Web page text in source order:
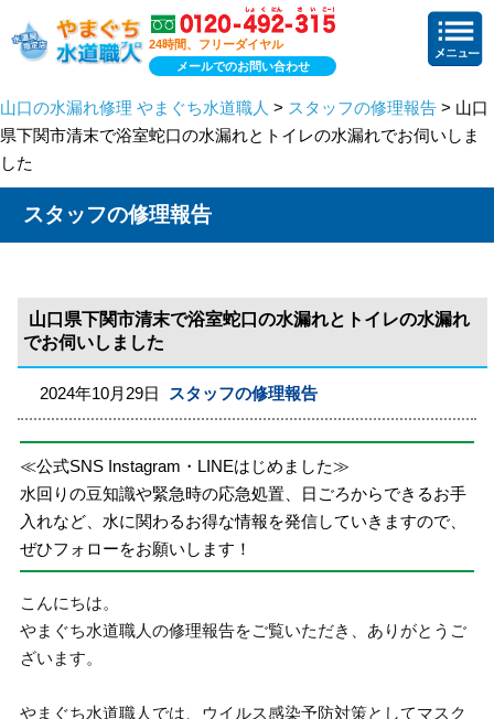
24時間、フリーダイヤル
メールでのお問い合わせ
山口の水漏れ修理 やまぐち水道職人 > スタッフの修理報告 > 山口
県下関市清末で浴室蛇口の水漏れとトイレの水漏れでお伺いしま
した
スタッフの修理報告
山口県下関市清末で浴室蛇口の水漏れとトイレの水漏れ
でお伺いしました
2024年10月29日 スタッフの修理報告
≪公式SNS Instagram・LINEはじめました≫
水回りの豆知識や緊急時の応急処置、日ごろからできるお手
入れなど、水に関わるお得な情報を発信していきますので、
ぜひフォローをお願いします！
こんにちは。
やまぐち水道職人の修理報告をご覧いただき、ありがとうご
ざいます。
やまぐち水道職人では、ウイルス感染予防対策としてマスク